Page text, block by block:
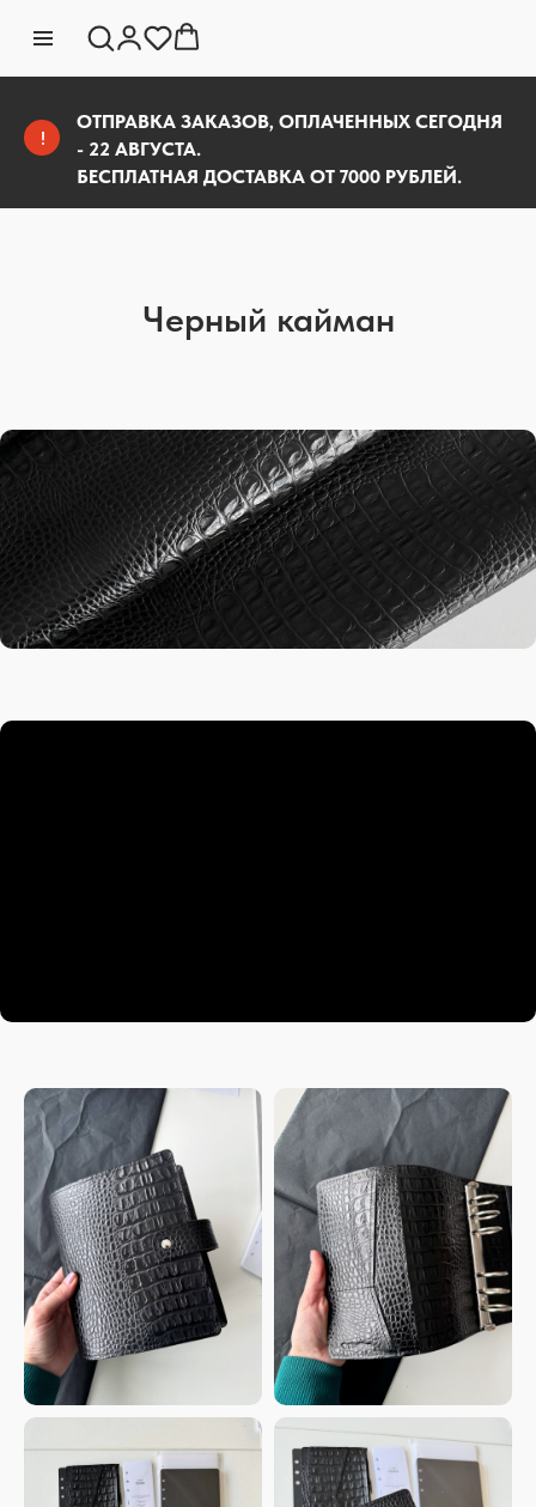
!
ОТПРАВКА ЗАКАЗОВ, ОПЛАЧЕННЫХ СЕГОДНЯ
- 22 АВГУСТА.
БЕСПЛАТНАЯ ДОСТАВКА ОТ 7000 РУБЛЕЙ.
Черный кайман